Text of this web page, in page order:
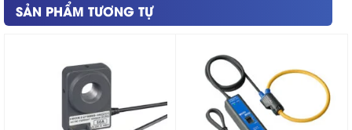
SẢN PHẨM TƯƠNG TỰ